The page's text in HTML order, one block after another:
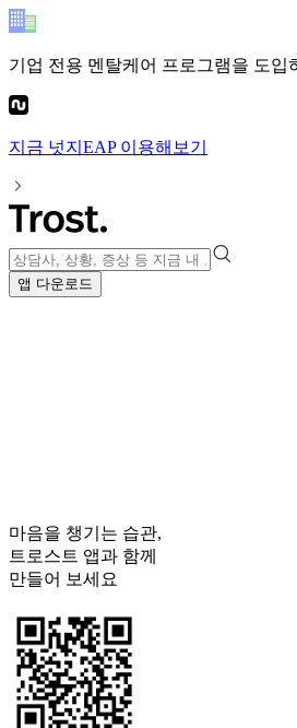
기업 전용 멘탈케어 프로그램을 도입
지금 넛지EAP이용해보기
앱 다운로드
마음을 챙기는 습관,
트로스트 앱과 함께
만들어 보세요